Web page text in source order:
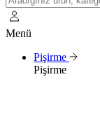
Menü
Pişirme
Pişirme